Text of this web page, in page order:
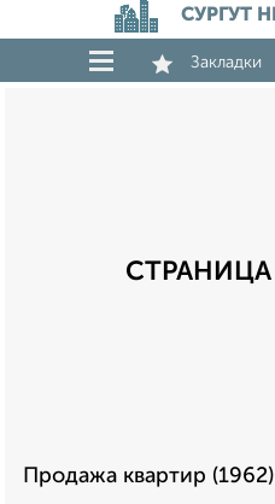
СУРГУТ
Закладки
Продажа квартир (1962)